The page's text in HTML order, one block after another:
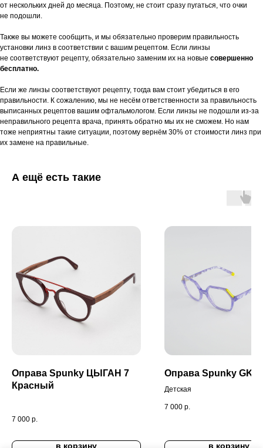
от нескольких дней до месяца. Поэтому, не стоит сразу пугаться, что очки
не подошли.
Также вы можете сообщить, и мы обязательно проверим правильность
установки линз в соответствии с вашим рецептом. Если линзы
не соответствуют рецепту, обязательно заменим их на новые совершенно
бесплатно.
Если же линзы соответствуют рецепту, тогда вам стоит убедиться в его
правильности. К сожалению, мы не несём ответственности за правильность
выписанных рецептов вашим офтальмологом. Если линзы не подошли из-за
неправильного рецепта врача, принять обратно мы их не сможем. Но нам
тоже неприятны такие ситуации, поэтому вернём 30% от стоимости линз при
их замене на правильные.
А ещё есть такие
Оправа Spunky ЦЫГАН 7
Красный
7 000 р.
в корзину
Оправа Spunky
Детская
7 000 р.
в корзину